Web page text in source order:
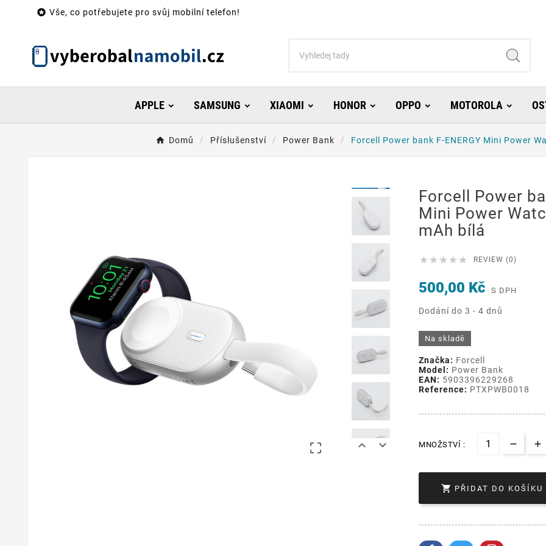
 Vše, co potřebujete pro svůj mobilní telefon!
APPLE SAMSUNG XIAOMI HONOR OPPO MOTOROLA
Domů Příslušenství Power Bank Forcell Power bank F-ENERGY Mini Power
  
Forcell Power
Mini Power
mAh bílá
     REVIEW (0)
500,00 Kč S DPH
Dodání do 3 - 4 dnů
Na skladě
Značka: Forcell
Model: Power Bank
EAN: 5903396229268
Reference: PTXPWB0018
MNOŽSTVÍ :
 PŘIDAT DO KOŠÍKU